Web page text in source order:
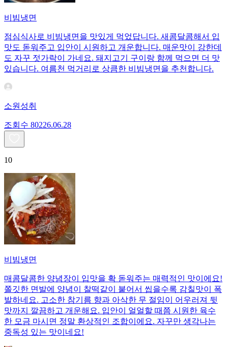
비빔냉면
점심식사로 비빔냉면을 맛있게 먹었답니다. 새콤달콤해서 입
맛도 돋워주고 입안이 시원하고 개운합니다. 매운맛이 강한데
도 자꾸 젓가락이 가네요. 돼지고기 구이랑 함께 먹으면 더 맛
있습니다. 여름천 먹거리로 상큼한 비빔냉면을 추천합니다.
소원성취
조회수 80226.06.28
10
비빔냉면
매콤달콤한 양념장이 입맛을 확 돋워주는 매력적인 맛이에요!
쫄깃한 면발에 양념이 찰떡같이 붙어서 씹을수록 감칠맛이 폭
발하네요. 고소한 참기름 향과 아삭한 무 절임이 어우러져 뒷
맛까지 깔끔하고 개운해요. 입안이 얼얼할 때쯤 시원한 육수
한 모금 마시면 정말 환상적인 조합이에요. 자꾸만 생각나는
중독성 있는 맛이네요!